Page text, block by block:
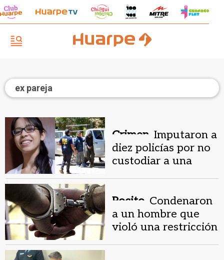
ex pareja
Crimen. Imputaron a
diez policías por no
custodiar a una
Pocito. Condenaron
a un hombre que
violó una restricción